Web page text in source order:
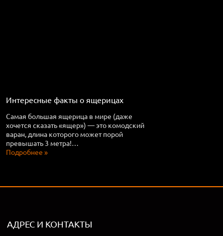
Интересные факты о ящерицах
Самая большая ящерица в мире (даже
хочется сказать «ящер») — это комодский
варан, длина которого может порой
превышать 3 метра!…
Подробнее »
АДРЕС И КОНТАКТЫ